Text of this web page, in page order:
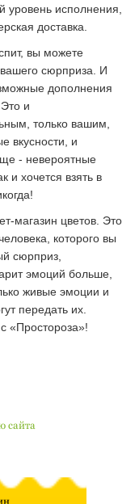
исполнения,
доставка.
вы можете
сюрприза. И
дополнения
и
только вашим,
вкусности, и
- невероятные
и хочется взять в
магазин цветов. Это
которого вы
сюрприз,
эмоций больше,
живые эмоции и
передать их.
«Простороза»!
сайта